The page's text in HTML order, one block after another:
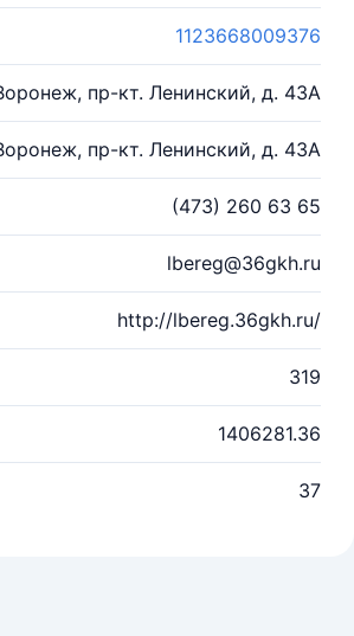
1123668009376
пр-кт. Ленинский, д. 43А
пр-кт. Ленинский, д. 43А
(473) 260 63 65
lbereg@36gkh.ru
http://lbereg.36gkh.ru/
319
1406281.36
37